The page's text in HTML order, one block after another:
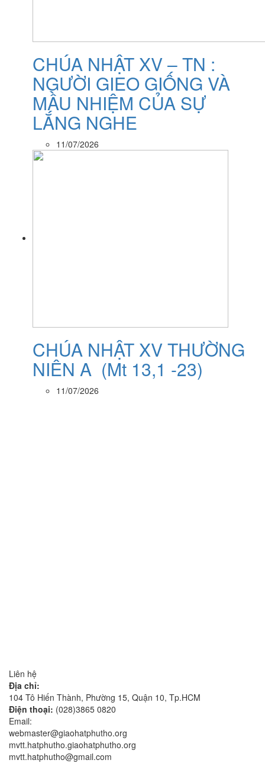
CHÚA NHẬT XV – TN :
NGƯỜI GIEO GIỐNG VÀ
MẦU NHIỆM CỦA SỰ
LẮNG NGHE
11/07/2026
CHÚA NHẬT XV THƯỜNG
NIÊN A (Mt 13,1 -23)
11/07/2026
Liên hệ
Địa chỉ:
104 Tô Hiến Thành, Phường 15, Quận 10, Tp.HCM
Điện thoại: (028)3865 0820
Email:
webmaster@giaohatphutho.org
mvtt.hatphutho.giaohatphutho.org
mvtt.hatphutho@gmail.com